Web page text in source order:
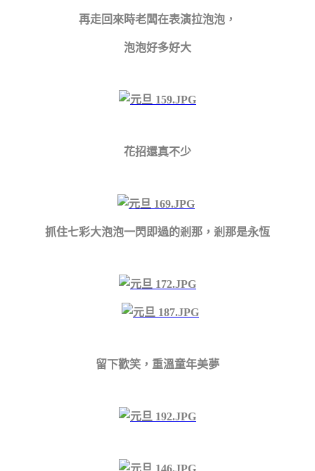
再走回來時老闆在表演拉泡泡，
泡泡好多好大
花招還真不少
抓住七彩大泡泡一閃即過的剎那，剎那是永恆
留下歡笑，重溫童年美夢